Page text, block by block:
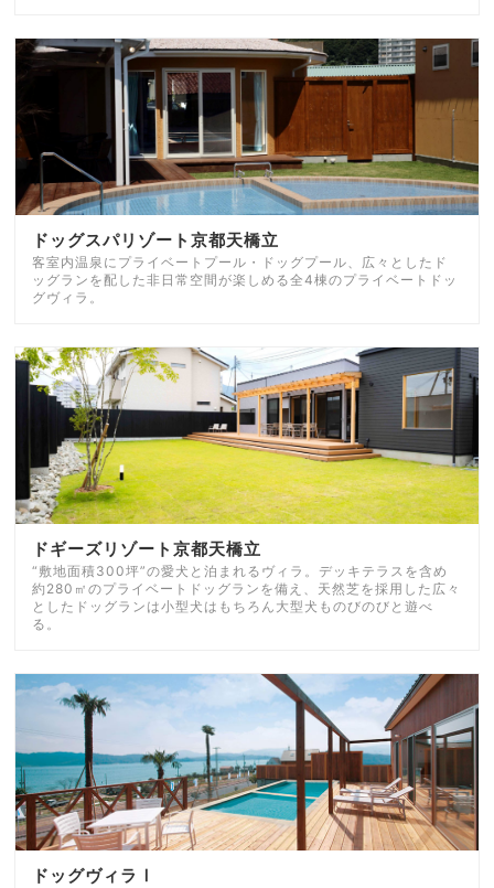
ドッグスパリゾート京都天橋立
客室内温泉にプライベートプール・ドッグプール、広々としたド
ッグランを配した非日常空間が楽しめる全4棟のプライベートドッ
グヴィラ。
ドギーズリゾート京都天橋立
“敷地面積300坪”の愛犬と泊まれるヴィラ。デッキテラスを含め
約280㎡のプライベートドッグランを備え、天然芝を採用した広々
としたドッグランは小型犬はもちろん大型犬ものびのびと遊べ
る。
ドッグヴィラⅠ